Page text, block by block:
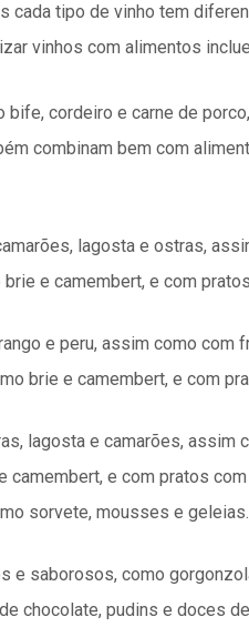
tipo de vinho tem
vinhos com alimentos
cordeiro e carne de
combinam bem com
lagosta e ostras,
e camembert, e com
e peru, assim como com
brie e camembert, e com
lagosta e camarões, assim
e com pratos
sorvete, mousses e geleias.
saborosos, como
chocolate, pudins e doces